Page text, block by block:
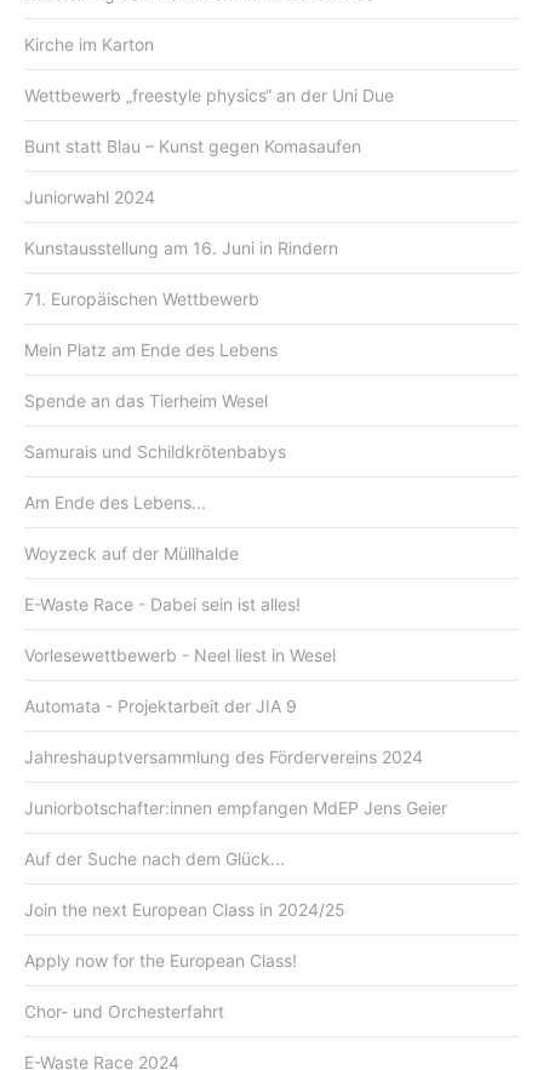
Kirche im Karton
Wettbewerb „freestyle physics“ an der Uni Due
Bunt statt Blau – Kunst gegen Komasaufen
Juniorwahl 2024
Kunstausstellung am 16. Juni in Rindern
71. Europäischen Wettbewerb
Mein Platz am Ende des Lebens
Spende an das Tierheim Wesel
Samurais und Schildkrötenbabys
Am Ende des Lebens...
Woyzeck auf der Müllhalde
E-Waste Race - Dabei sein ist alles!
Vorlesewettbewerb - Neel liest in Wesel
Automata - Projektarbeit der JIA 9
Jahreshauptversammlung des Fördervereins 2024
Juniorbotschafter:innen empfangen MdEP Jens Geier
Auf der Suche nach dem Glück...
Join the next European Class in 2024/25
Apply now for the European Class!
Chor- und Orchesterfahrt
E-Waste Race 2024